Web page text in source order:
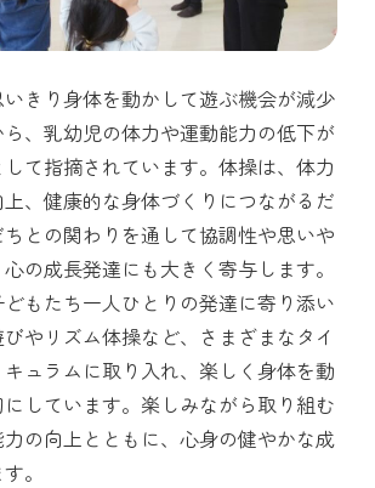
きり身体を動かして遊ぶ機会が減少
ら、乳幼児の体力や運動能力の低下が
て指摘されています。体操は、体力
、健康的な身体づくりにつながるだ
との関わりを通して協調性や思いや
の成長発達にも大きく寄与します。
もたち一人ひとりの発達に寄り添い
やリズム体操など、さまざまなタイ
ュラムに取り入れ、楽しく身体を動
しています。楽しみながら取り組む
の向上とともに、心身の健やかな成
。